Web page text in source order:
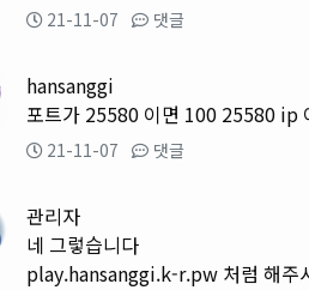
21-11-07 댓글
hansanggi
포트가 25580 이면 100 25580 ip
21-11-07 댓글
관리자
네 그렇습니다
play.hansanggi.k-r.pw 처럼 해주